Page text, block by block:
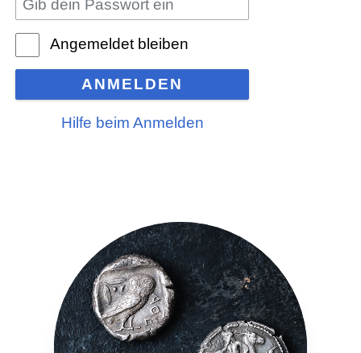
Angemeldet bleiben
ANMELDEN
Hilfe beim Anmelden